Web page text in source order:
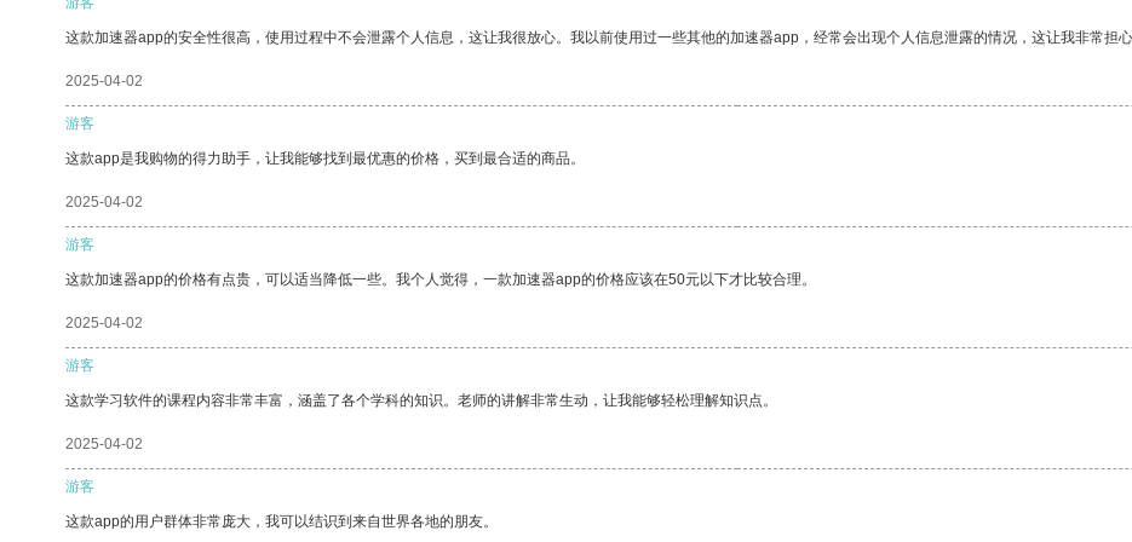
这款加速器app的安全性很高，使用过程中不会泄露个人信息，这让我很放心。我以前使用过一些其他的加速器app，经常会出现个人信息泄露的情况，这让我非常担心
2025-04-02
游客
这款app是我购物的得力助手，让我能够找到最优惠的价格，买到最合适的商品。
2025-04-02
游客
这款加速器app的价格有点贵，可以适当降低一些。我个人觉得，一款加速器app的价格应该在50元以下才比较合理。
2025-04-02
游客
这款学习软件的课程内容非常丰富，涵盖了各个学科的知识。老师的讲解非常生动，让我能够轻松理解知识点。
2025-04-02
游客
这款app的用户群体非常庞大，我可以结识到来自世界各地的朋友。